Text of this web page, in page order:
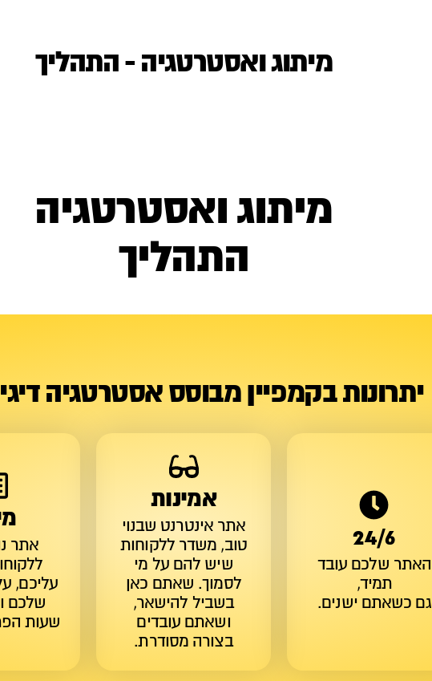
מיתוג ואסטרטגיה - התהליך
מיתוג ואסטרטגיה
התהליך
יתרונות בקמפיין מבוסס אסטרטגיה
24/6
האתר שלכם עובד
תמיד,
גם כשאתם ישנים.
אמינות
אתר אינטרנט שבנוי
טוב, משדר ללקוחות
שיש להם על מי
לסמוך. שאתם כאן
בשביל להישאר,
ושאתם עובדים
בצורה מסודרת.
אתר
עליכם,
שלכם
שעות